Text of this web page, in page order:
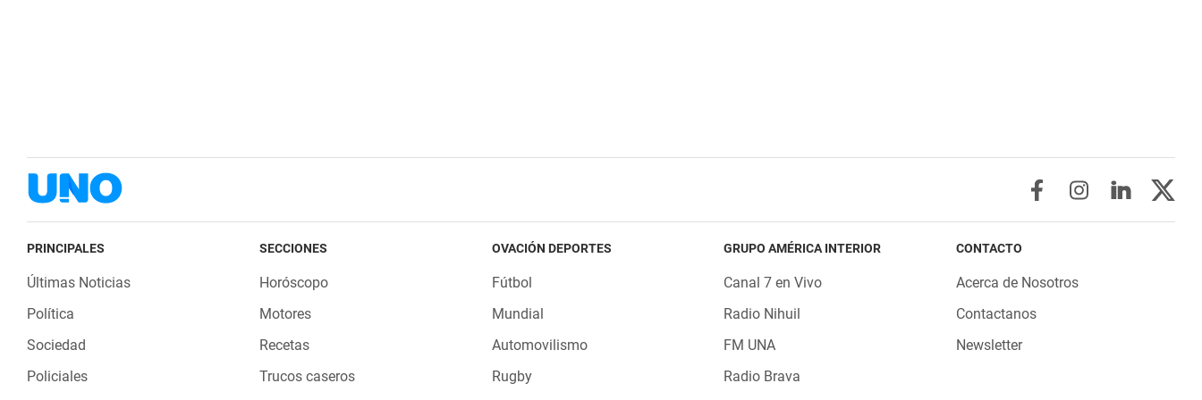
PRINCIPALES
Últimas Noticias
Política
Sociedad
Policiales
SECCIONES
Horóscopo
Motores
Recetas
Trucos caseros
OVACIÓN DEPORTES
Fútbol
Mundial
Automovilismo
Rugby
GRUPO AMÉRICA INTERIOR
Canal 7 en Vivo
Radio Nihuil
FM UNA
Radio Brava
CONTACTO
Acerca de Nosotros
Contactanos
Newsletter